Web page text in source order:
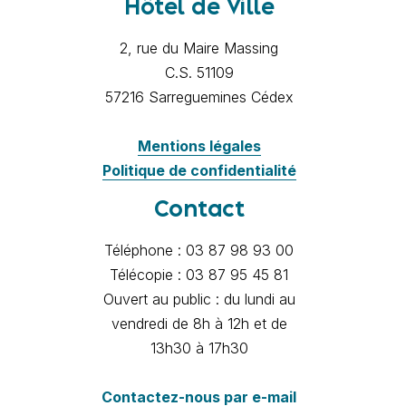
Hôtel de Ville
2, rue du Maire Massing
C.S. 51109
57216 Sarreguemines Cédex
Mentions légales
Politique de confidentialité
Contact
Téléphone : 03 87 98 93 00
Télécopie : 03 87 95 45 81
Ouvert au public : du lundi au
vendredi de 8h à 12h et de
13h30 à 17h30
Contactez-nous par e-mail